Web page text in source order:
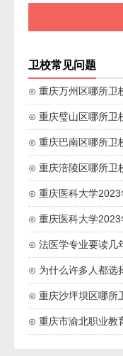
卫校常见问题
⊙ 重庆万州区哪所卫
⊙ 重庆璧山区哪所卫
⊙ 重庆巴南区哪所卫
⊙ 重庆涪陵区哪所卫
⊙ 重庆医科大学
⊙ 重庆医科大学2023
⊙ 法医学专业要读几
⊙ 为什么许多人都选
⊙ 重庆沙坪坝区哪所
⊙ 重庆市渝北职业教